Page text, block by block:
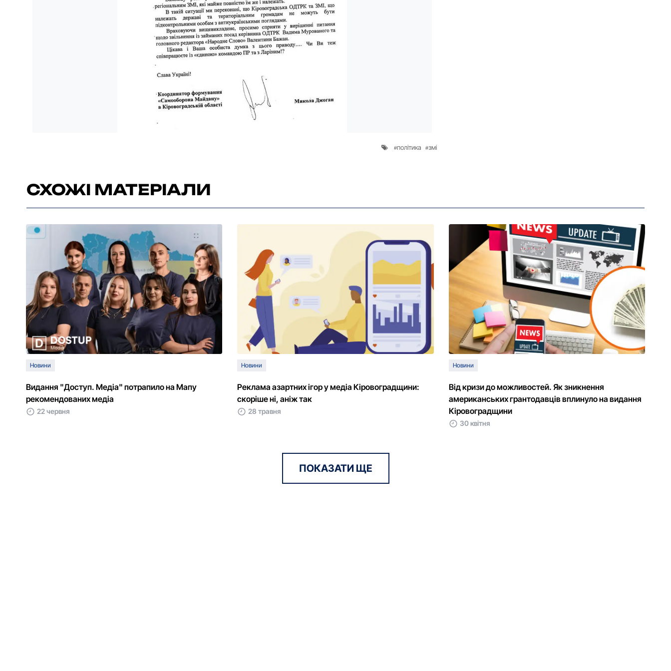
політика змі
СХОЖІ МАТЕРІАЛИ
Новини
Видання "Доступ. Медіа" потрапило на Мапу
рекомендованих медіа
22 червня
Новини
Реклама азартних ігор у медіа Кіровоградщини:
скоріше ні, аніж так
28 травня
Новини
Від кризи до можливостей. Як зникнення
американських грантодавців вплинуло на видання
Кіровоградщини
30 квітня
ПОКАЗАТИ ЩЕ